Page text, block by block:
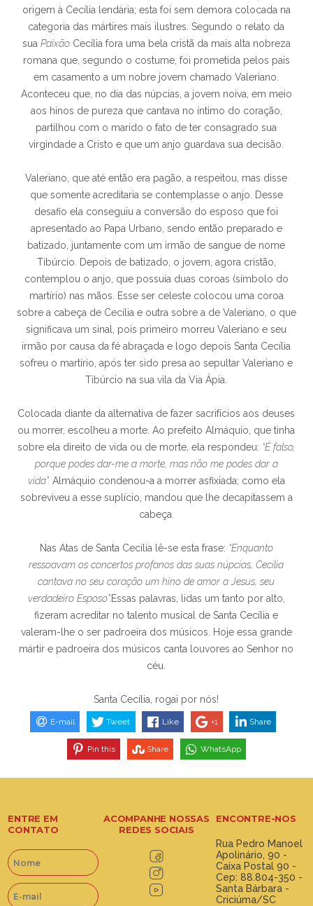
origem à Cecília lendária; esta foi sem demora colocada na
categoria das mártires mais ilustres. Segundo o relato da
sua PaixãoCecília fora uma bela cristã da mais alta nobreza
romana que, segundo o costume, foi prometida pelos pais
em casamento a um nobre jovem chamado Valeriano.
Aconteceu que, no dia das núpcias, a jovem noiva, em meio
aos hinos de pureza que cantava no íntimo do coração,
partilhou com o marido o fato de ter consagrado sua
virgindade a Cristo e que um anjo guardava sua decisão.
Valeriano, que até então era pagão, a respeitou, mas disse
que somente acreditaria se contemplasse o anjo. Desse
desafio ela conseguiu a conversão do esposo que foi
apresentado ao Papa Urbano, sendo então preparado e
batizado, juntamente com um irmão de sangue de nome
Tibúrcio. Depois de batizado, o jovem, agora cristão,
contemplou o anjo, que possuía duas coroas (símbolo do
martírio) nas mãos. Esse ser celeste colocou uma coroa
sobre a cabeça de Cecília e outra sobre a de Valeriano, o que
significava um sinal, pois primeiro morreu Valeriano e seu
irmão por causa da fé abraçada e logo depois Santa Cecília
sofreu o martírio, após ter sido presa ao sepultar Valeriano e
Tibúrcio na sua vila da Via Ápia.
Colocada diante da alternativa de fazer sacrifícios aos deuses
ou morrer, escolheu a morte. Ao prefeito Almáquio, que tinha
sobre ela direito de vida ou de morte, ela respondeu: “É falso,
porque podes dar-me a morte, mas não me podes dar a
vida”.Almáquio condenou-a a morrer asfixiada; como ela
sobreviveu a esse suplício, mandou que lhe decapitassem a
cabeça.
Nas Atas de Santa Cecília lê-se esta frase: “Enquanto
ressoavam os concertos profanos das suas núpcias, Cecília
cantava no seu coração um hino de amor a Jesus, seu
verdadeiro Esposo”.Essas palavras, lidas um tanto por alto,
fizeram acreditar no talento musical de Santa Cecília e
valeram-lhe o ser padroeira dos músicos. Hoje essa grande
mártir e padroeira dos músicos canta louvores ao Senhor no
céu.
Santa Cecília, rogai por nós!
E-mail Tweet Like +1 Share
Pin this Share WhatsApp
ENTRE EM
CONTATO
ACOMPANHE NOSSAS
REDES SOCIAIS
ENCONTRE-NOS
Rua Pedro Manoel
Apolinário, 90 -
Caixa Postal 90 -
Cep: 88.804-350 -
Santa Bárbara -
Criciúma/SC